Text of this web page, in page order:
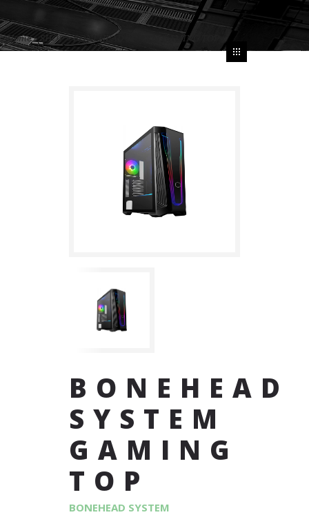
Home»SHOP»BONEHEAD SYSTEM GAMING TOP
BONEHEAD
SYSTEM
GAMING
TOP
BONEHEAD SYSTEM